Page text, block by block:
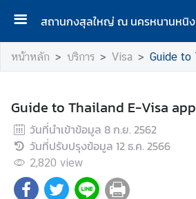
สถานกงสุลใหญ่ ณ นครหนานหนิง
ห
น้
ร
ก
ส
ถ
า
หน้าหลัก บริการ Visa Guide to
Guide to Thailand E-Visa
วันที่นำเข้าข้อมูล 8 ก.ย. 2562
วันที่ปรับปรุงข้อมูล 12 ธ.ค. 2566
2,820 view